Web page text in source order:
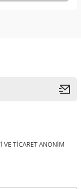
VE TİCARET ANONİM